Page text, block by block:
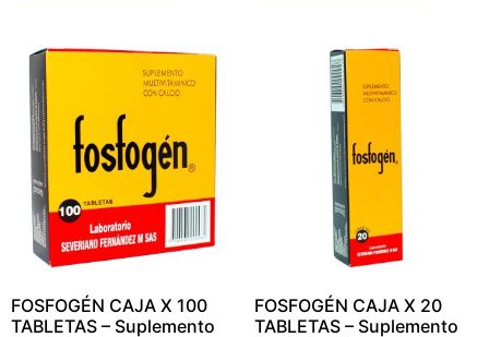
FOSFOGÉN CAJA X 100
TABLETAS – Suplemento
FOSFOGÉN CAJA X 20
TABLETAS – Suplemento